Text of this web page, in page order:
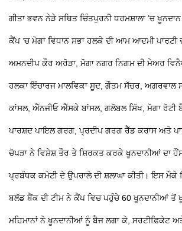
ਗੀਤਾ ਭਵਨ ਨੇੜੇ ਸਥਿਤ ਚਿੰਤਪੁਰਨੀ ਧਰਮਸ਼ਾਲਾ ’ਚ
ਕੈਂਪ ’ਚ ਮੋਗਾ ਵਿਧਾਨ ਸਭਾ ਹਲਕੇ ਦੀ ਆਮ ਆਦਮੀ ਪਾਰਟੀ
ਅਮਨਦੀਪ ਕੌਰ ਅਰੋੜਾ, ਮੋਗਾ ਨਗਰ ਨਿਗਮ ਦੀ ਮੇਅਰ
ਹਲਕਾ ਇੰਚਾਰਜ ਮਾਲਵਿਕਾ ਸੂਦ, ਗੌਤਮ ਸੱਚਰ, ਅਗਰਵਾਲ
ਕਾਂਸਲ, ਐੱਨਜੀਓ ਐੱਸਕੇ ਬਾਂਸਲ, ਗਲੋਬਲ ਸਿੱਖ, ਮੋਗਾ
ਪਾਰਸ਼ਦ ਪਾਇਲ ਗਰਗ, ਪ੍ਰਦੀਪ ਗਰਗ ਰੈੱਡ ਕਰਾਸ ਅਤੇ
ਚੋਪੜਾ ਨੇ ਵਿਸ਼ੇਸ਼ ਤੌਰ ਤੇ ਸ਼ਿਰਕਤ ਕਰਕੇ ਖੂਨਦਾਨੀਆਂ ਦਾ
ਪ੍ਰਬੰਧਕ ਕਮੇਟੀ ਦੇ ਉਪਰਾਲੇ ਦੀ ਸ਼ਲਾਘਾ ਕੀਤੀ। ਇਸ ਮੌਕੇ
ਬਲੱਡ ਬੈਂਕ ਦੀ ਟੀਮ ਨੇ ਕੈਂਪ ਵਿਚ ਪਹੁੰਚੇ 60 ਖੂਨਦਾਨੀਆਂ ਤੋਂ
ਮਹਿਮਾਨਾਂ ਨੇ ਖੂਨਦਾਨੀਆਂ ਨੂੰ ਬੈਜ ਲਗਾ ਕੇ, ਸਰਟੀਫ਼ਿਕੇਟ